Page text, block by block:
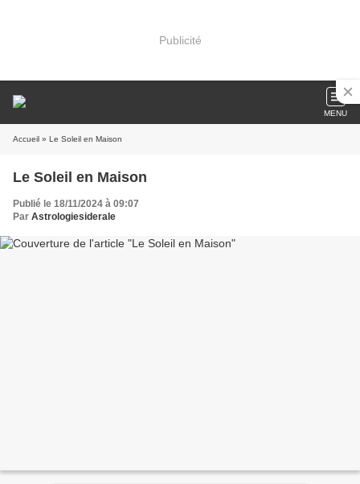
Publicité
MENU
Accueil » Le Soleil en Maison
Le Soleil en Maison
Publié le 18/11/2024 à 09:07
Par Astrologiesiderale